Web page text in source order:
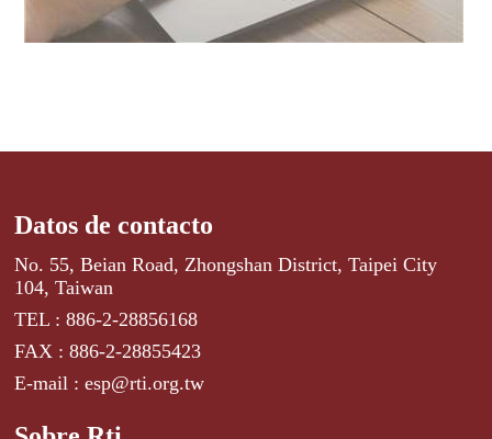
Datos de contacto
No. 55, Beian Road, Zhongshan District, Taipei City
104, Taiwan
TEL : 886-2-28856168
FAX : 886-2-28855423
E-mail : esp@rti.org.tw